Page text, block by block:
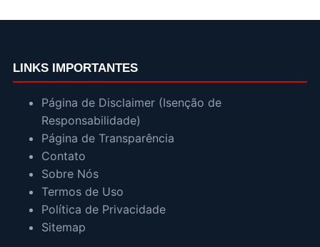
LINKS IMPORTANTES
Página de Disclaimer (Isenção de
Responsabilidade)
Página de Transparência
Contato
Sobre Nós
Termos de Uso
Política de Privacidade
Sitemap